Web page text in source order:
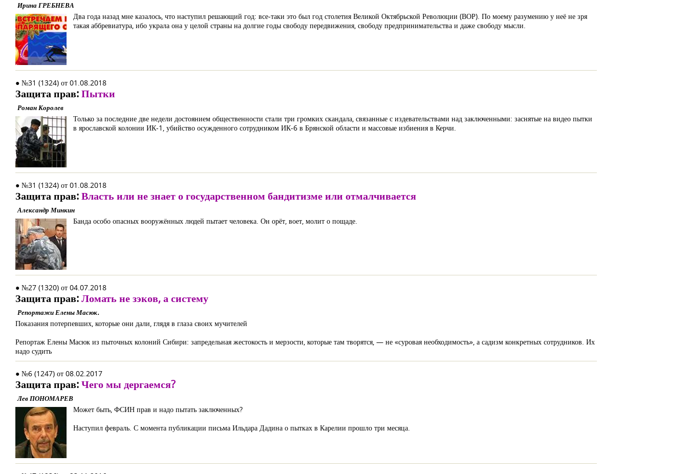
Ирина ГРЕБНЕВА
Два года назад мне казалось, что наступил решающий год: все-таки это был год столетия Великой Октябрьской Революции (ВОР). По моему разумению у неё не зря
такая аббревиатура, ибо украла она у целой страны на долгие годы свободу передвижения, свободу предпринимательства и даже свободу мысли.
● №31 (1324) от 01.08.2018
Защита прав:Пытки
Роман Королев
Только за последние две недели достоянием общественности стали три громких скандала, связанные с издевательствами над заключенными: заснятые на видео пытки
в ярославской колонии ИК-1, убийство осужденного сотрудником ИК-6 в Брянской области и массовые избиения в Керчи.
● №31 (1324) от 01.08.2018
Защита прав:Власть или не знает о государственном бандитизме или отмалчивается
Александр Минкин
Банда особо опасных вооружённых людей пытает человека. Он орёт, воет, молит о пощаде.
● №27 (1320) от 04.07.2018
Защита прав:Ломать не зэков, а систему
Репортажи Елены Масюк.
Показания потерпевших, которые они дали, глядя в глаза своих мучителей
Репортаж Елены Масюк из пыточных колоний Сибири: запредельная жестокость и мерзости, которые там творятся, — не «суровая необходимость», а садизм конкретных сотрудников. Их
надо судить
● №6 (1247) от 08.02.2017
Защита прав:Чего мы дергаемся?
Лев ПОНОМАРЕВ
Может быть, ФСИН прав и надо пытать заключенных?
Наступил февраль. С момента публикации письма Ильдара Дадина о пытках в Карелии прошло три месяца.